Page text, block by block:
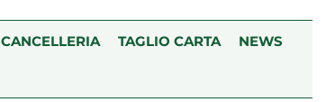
CANCELLERIA TAGLIO CARTA NEWS